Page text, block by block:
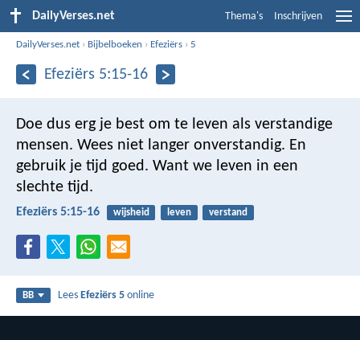
DailyVerses.net Thema's Inschrijven
DailyVerses.net › Bijbelboeken › Efeziërs ›5
Efeziërs 5:15-16
Doe dus erg je best om te leven als verstandige
mensen. Wees niet langer onverstandig. En
gebruik je tijd goed. Want we leven in een
slechte tijd.
Efeziërs 5:15-16 wijsheid leven verstand
BB LeesEfeziërs 5 online